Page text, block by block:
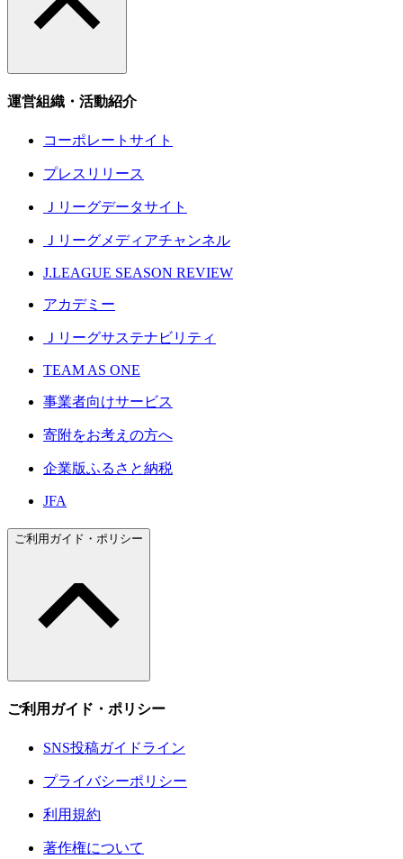
運営組織・活動紹介
コーポレートサイト
プレスリリース
Ｊリーグデータサイト
Ｊリーグメディアチャンネル
J.LEAGUE SEASON REVIEW
アカデミー
Ｊリーグサステナビリティ
TEAM AS ONE
事業者向けサービス
寄附をお考えの方へ
企業版ふるさと納税
JFA
ご利用ガイド・ポリシー
ご利用ガイド・ポリシー
SNS投稿ガイドライン
プライバシーポリシー
利用規約
著作権について